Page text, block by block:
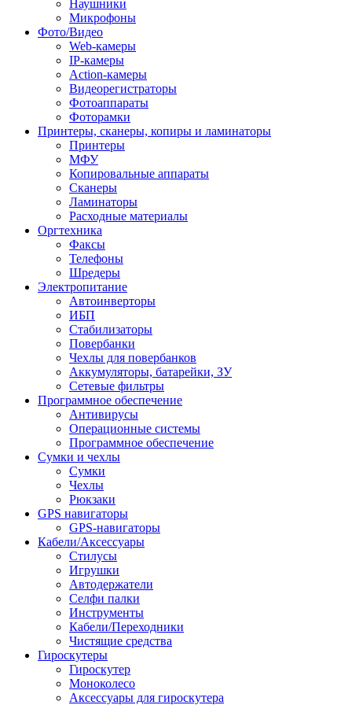
Наушники
Микрофоны
Фото/Видео
Web-камеры
IP-камеры
Action-камеры
Видеорегистраторы
Фотоаппараты
Фоторамки
Принтеры, сканеры, копиры и ламинаторы
Принтеры
МФУ
Копировальные аппараты
Сканеры
Ламинаторы
Расходные материалы
Оргтехника
Факсы
Телефоны
Шредеры
Электропитание
Автоинверторы
ИБП
Стабилизаторы
Повербанки
Чехлы для повербанков
Аккумуляторы, батарейки, ЗУ
Сетевые фильтры
Программное обеспечение
Антивирусы
Операционные системы
Программное обеспечение
Сумки и чехлы
Сумки
Чехлы
Рюкзаки
GPS навигаторы
GPS-навигаторы
Кабели/Аксессуары
Стилусы
Игрушки
Автодержатели
Селфи палки
Инструменты
Кабели/Переходники
Чистящие средства
Гироскутеры
Гироскутер
Моноколесо
Аксессуары для гироскутера